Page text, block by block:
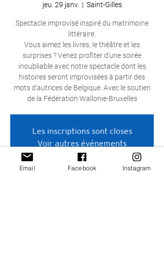
jeu. 29 janv.
  |
Saint-Gilles
Spectacle improvisé inspiré du matrimoine
littéraire.
Vous aimez les livres, le théâtre et les
surprises ? Venez profiter d'une soirée
inoubliable avec notre spectacle dont les
histoires seront improvisées à partir des
mots d'autrices de Belgique. Avec le soutien
de la Fédération Wallonie-Bruxelles
Les inscriptions sont closes
Voir autres événements
Email Facebook Instagram